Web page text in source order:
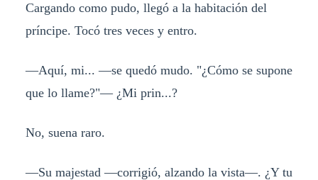
Cargando como pudo, llegó a la habitación del
príncipe. Tocó tres veces y entro.
—Aquí, mi... —se quedó mudo. "¿Cómo se supone
que lo llame?"— ¿Mi prin...?
No, suena raro.
—Su majestad —corrigió, alzando la vista—. ¿Y tu